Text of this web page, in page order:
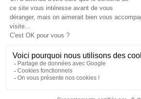
Mentions légales
Conditions générales de
Plateforme de